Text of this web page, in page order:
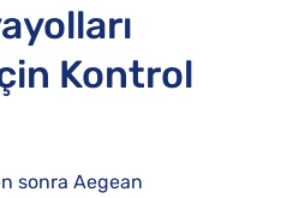
Kontrol
sonra Aegean